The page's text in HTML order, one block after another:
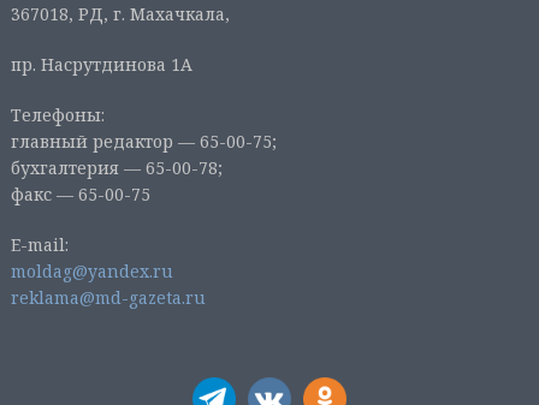
367018, РД, г. Махачкала,
пр. Насрутдинова 1А
Телефоны:
главный редактор — 65-00-75;
бухгалтерия — 65-00-78;
факс — 65-00-75
E-mail:
moldag@yandex.ru
reklama@md-gazeta.ru